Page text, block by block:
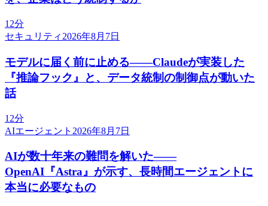
12分
セキュリティ 2026年8月7日
モデルに届く前に止める——Claudeが実装した
『推論フック』と、データ統制の制御点が動いた
話
12分
AIエージェント 2026年8月7日
AIが数十年来の難問を解いた——
OpenAI『Astra』が示す、長時間エージェントに
本当に必要なもの